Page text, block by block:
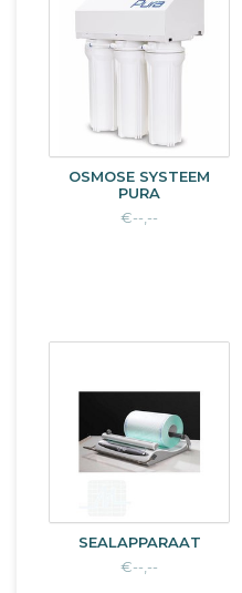
OSMOSE SYSTEEM
PURA
€--,--
SEALAPPARAAT
€--,--